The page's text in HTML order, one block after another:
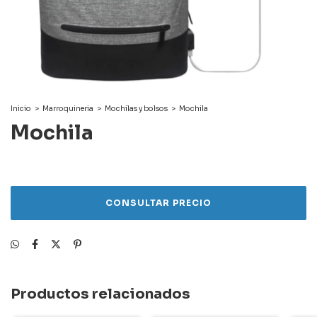
Inicio > Marroquineria > Mochilas y bolsos > Mochila
Mochila
Productos relacionados